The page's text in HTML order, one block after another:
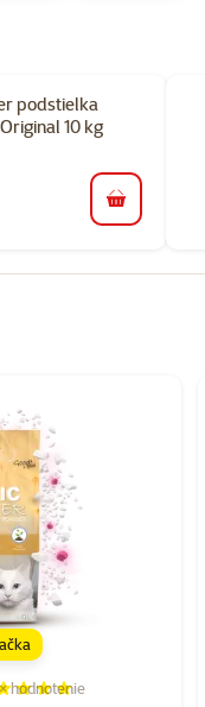
podstielka
10 kg
do košíka
80%, počet
hodnotenie